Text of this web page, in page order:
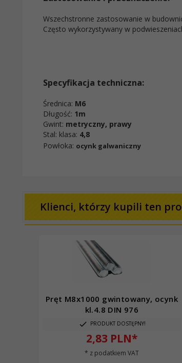
Wszechstronne zastosowanie w
Często wykorzystywany w
Specyfikacja techniczna:
Średnica: M6
Długość: 1m
Gwint: metryczny, prawy
Stal: klasa: 4,8
Powłoka: ocynk galwaniczny
Klienci, którzy kupili ten
Pręt M8x1000 gwintowany, ocynk
kl.4.8 DIN 976
PRODUKT DOSTĘPNY!
2,83 PLN*
* z podatkiem VAT